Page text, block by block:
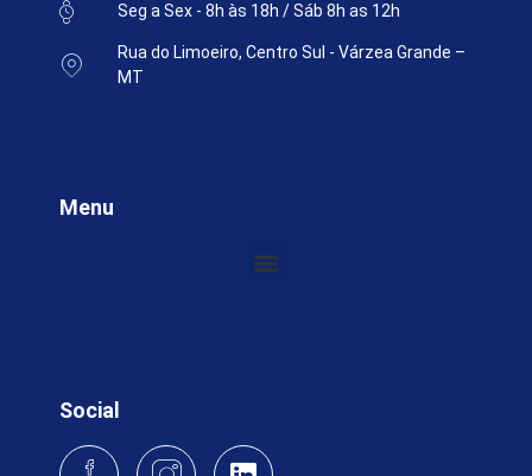
Seg a Sex - 8h às 18h / Sáb 8h as 12h
Rua do Limoeiro, Centro Sul - Várzea Grande –
MT
Menu
Social